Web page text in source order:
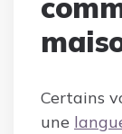
Certains
une